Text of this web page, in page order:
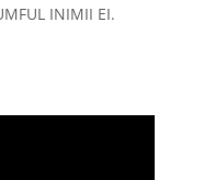
INIMII EI.